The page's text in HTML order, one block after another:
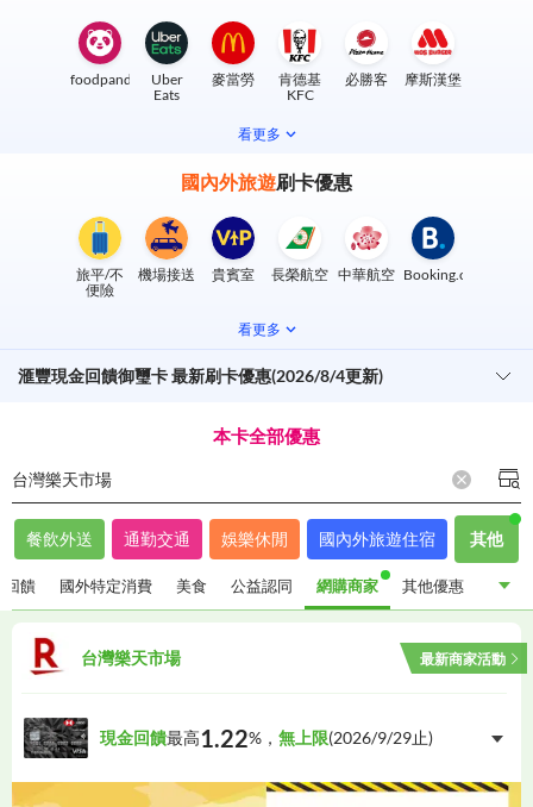
foodpanda
Uber
Eats
麥當勞
肯德基
KFC
必勝客 摩斯漢堡
看更多
國內外旅遊刷卡優惠
旅平/不
便險
機場接送 貴賓室 長榮航空 中華航空 Booking.com
看更多
滙豐現金回饋御璽卡 最新刷卡優惠(2026/8/4更新)
本卡全部優惠
台灣樂天市場
餐飲外送 通勤交通 娛樂休閒 國內外旅遊住宿 其他
指定通路現金回饋 公益認同
網購商家
回饋 國外特定消費 美食 公益認同 網購商家 其他優惠
台灣樂天市場 最新商家活動
現金回饋最高1.22%， 無上限(2026/9/29止)